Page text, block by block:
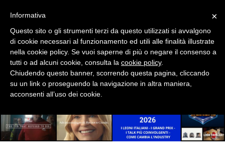
EDITORIA
ESTERNA
RADIO / AUDIO
TV
×
Informativa
Questo sito o gli strumenti terzi da questo utilizzati si avvalgono
di cookie necessari al funzionamento ed utili alle finalità illustrate
nella cookie policy. Se vuoi saperne di più o negare il consenso a
tutti o ad alcuni cookie, consulta la cookie policy.
Chiudendo questo banner, scorrendo questa pagina, cliccando
su un link o proseguendo la navigazione in altra maniera,
acconsenti all’uso dei cookie.